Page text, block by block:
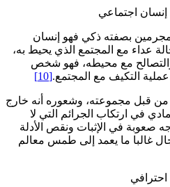
إنسان اجتماعي
بصفته ذكي فهو إنسان
عداء مع المجتمع الذي يحيط به،
والتصالح مع محيطه، فهو شخص
التكيف مع المجتمع.[10]
قبل مجموعته، وشعوره أنه خارج
في ارتكاب الجرائم التي لا
صعوبة في الإثبات ونقص الأدلة
غالبا ما يعمد إلى طمس معالم
احترافي